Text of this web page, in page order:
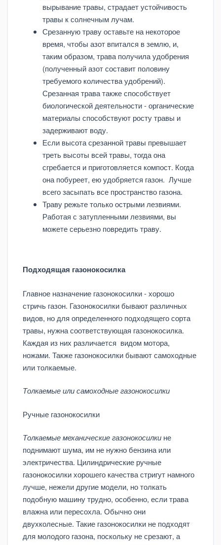
вырывание травы, страдает устойчивость
травы к солнечным лучам.
Срезанную траву оставьте на некоторое
время, чтобы азот впитался в землю, и,
таким образом, трава получила удобрения
(полученный азот составит половину
требуемого количества удобрений).
Срезанная трава также способствует
биологической деятельности - органические
материалы способствуют росту травы и
задерживают воду.
Если высота срезанной травы превышает
треть высоты всей травы, тогда она
сгребается и приготовляется компост. Когда
она побуреет, ею удобряется газон. Лучше
всего засыпать все пространство газона.
Траву режьте только острыми лезвиями.
Работая с затупленными лезвиями, вы
можете серьезно повредить траву.
Подходящая газонокосилка
Главное назначение газонокосилки - хорошо
стричь газон. Газонокосилки бывают различных
видов, но для определенного подходящего сорта
травы, нужна соответствующая газонокосилка.
Каждая из них различается видом мотора,
ножами. Также газонокосилки бывают самоходные
или толкаемые.
Толкаемые или самоходные газонокосилки
Ручные газонокосилки
Толкаемые механические газонокосилки не
поднимают шума, им не нужно бензина или
электричества. Цилиндрические ручные
газонокосилки хорошего качества стригут намного
лучше, нежели другие модели, но толкать
подобную машину трудно, особенно, если трава
влажна или пересохла. Обычно они
двухколесные. Такие газонокосилки не подходят
для молодого газона, поскольку не срезают, а